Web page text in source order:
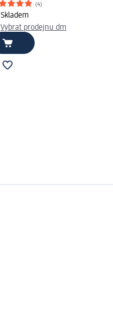
(4)
Skladem
Vybrat prodejnu dm